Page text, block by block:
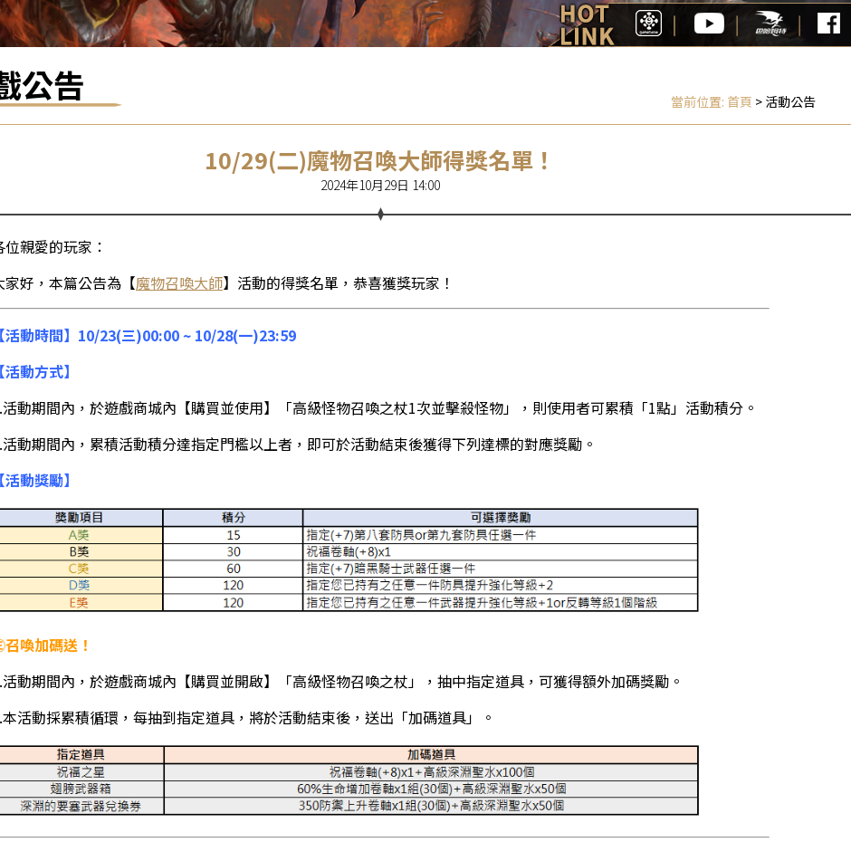
公告 當前位置: 首頁 > 活動公告
10/29(二)魔物召喚大師得獎名單！
2024年10月29日 14:00
位親愛的玩家：
家好，本篇公告為【魔物召喚大師】活動的得獎名單，恭喜獲獎玩家！
【活動時間】10/23(三)00:00 ~ 10/28(一)23:59
【活動方式】
活動期間內，於遊戲商城內【購買並使用】「高級怪物召喚之杖1次並擊殺怪物」，則使用者可累積「1點」活動積分。
活動期間內，累積活動積分達指定門檻以上者，即可於活動結束後獲得下列達標的對應獎勵。
【活動獎勵】
召喚加碼送！
活動期間內，於遊戲商城內【購買並開啟】「高級怪物召喚之杖」，抽中指定道具，可獲得額外加碼獎勵。
本活動採累積循環，每抽到指定道具，將於活動結束後，送出「加碼道具」。